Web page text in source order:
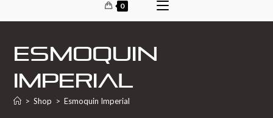
0
Esmoquin
Imperial
> Shop > Esmoquin Imperial